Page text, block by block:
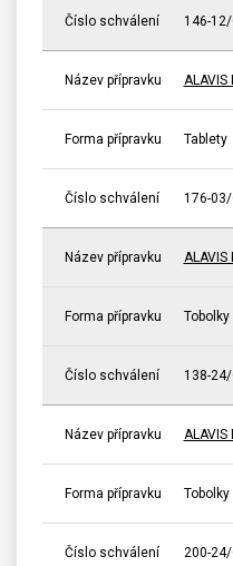
Číslo schválení 146-12/
Název přípravku ALAVIS
Forma přípravku Tablety
Číslo schválení 176-03/
Název přípravku ALAVIS
Forma přípravku Tobolky
Číslo schválení 138-24/
Název přípravku ALAVIS
Forma přípravku Tobolky
Číslo schválení 200-24/